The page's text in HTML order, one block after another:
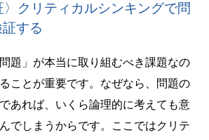
〉クリティカルシンキングで問
する
題」が本当に取り組むべき課題なの
ことが重要です。なぜなら、問題の
あれば、いくら論理的に考えても意
でしまうからです。ここではクリテ